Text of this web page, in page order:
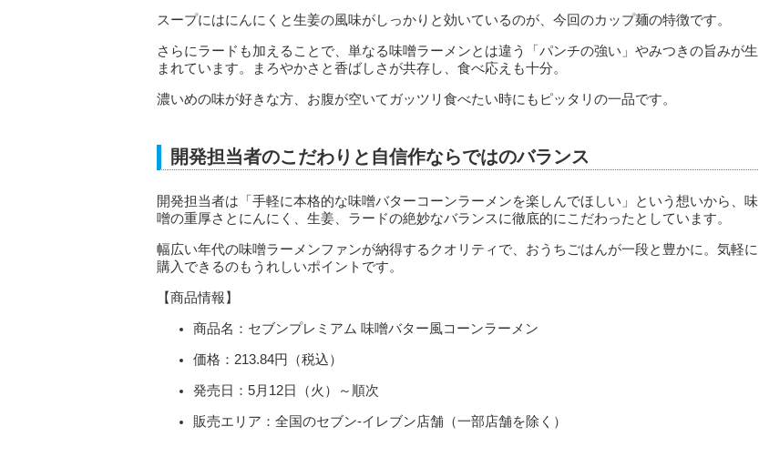
スープにはにんにくと生姜の風味がしっかりと効いているのが、今回のカップ麺の特徴です。
さらにラードも加えることで、単なる味噌ラーメンとは違う「パンチの強い」やみつきの旨みが生
まれています。まろやかさと香ばしさが共存し、食べ応えも十分。
濃いめの味が好きな方、お腹が空いてガッツリ食べたい時にもピッタリの一品です。
開発担当者のこだわりと自信作ならではのバランス
開発担当者は「手軽に本格的な味噌バターコーンラーメンを楽しんでほしい」という想いから、味
噌の重厚さとにんにく、生姜、ラードの絶妙なバランスに徹底的にこだわったとしています。
幅広い年代の味噌ラーメンファンが納得するクオリティで、おうちごはんが一段と豊かに。気軽に
購入できるのもうれしいポイントです。
【商品情報】
商品名：セブンプレミアム 味噌バター風コーンラーメン
価格：213.84円（税込）
発売日：5月12日（火）～順次
販売エリア：全国のセブン‐イレブン店舗（一部店舗を除く）